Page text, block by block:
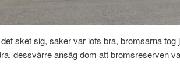
sket sig, saker var iofs bra, bromsarna tog
dessvärre ansåg dom att bromsreserven